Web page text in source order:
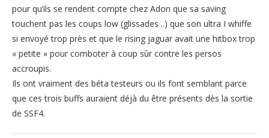
pour qu’ils se rendent compte chez Adon que sa saving
touchent pas les coups low (glissades ..) que son ultra I whiffe
si envoyé trop près et que le rising jaguar avait une hitbox trop
« petite » pour comboter à coup sûr contre les persos
accroupis.
Ils ont vraiment des béta testeurs ou ils font semblant parce
que ces trois buffs auraient déjà du être présents dès la sortie
de SSF4.